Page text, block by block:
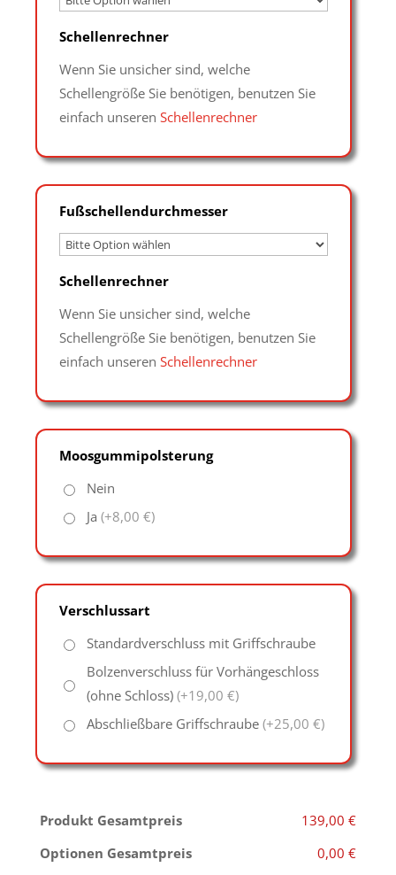
Schellenrechner
Wenn Sie unsicher sind, welche
Schellengröße Sie benötigen, benutzen Sie
einfach unseren Schellenrechner
Fußschellendurchmesser
Schellenrechner
Wenn Sie unsicher sind, welche
Schellengröße Sie benötigen, benutzen Sie
einfach unseren Schellenrechner
Moosgummipolsterung
Nein
Ja (+8,00 €)
Verschlussart
Standardverschluss mit Griffschraube
Bolzenverschluss für Vorhängeschloss
(ohne Schloss) (+19,00 €)
Abschließbare Griffschraube (+25,00 €)
Produkt Gesamtpreis
139,00 €
Optionen Gesamtpreis
0,00 €